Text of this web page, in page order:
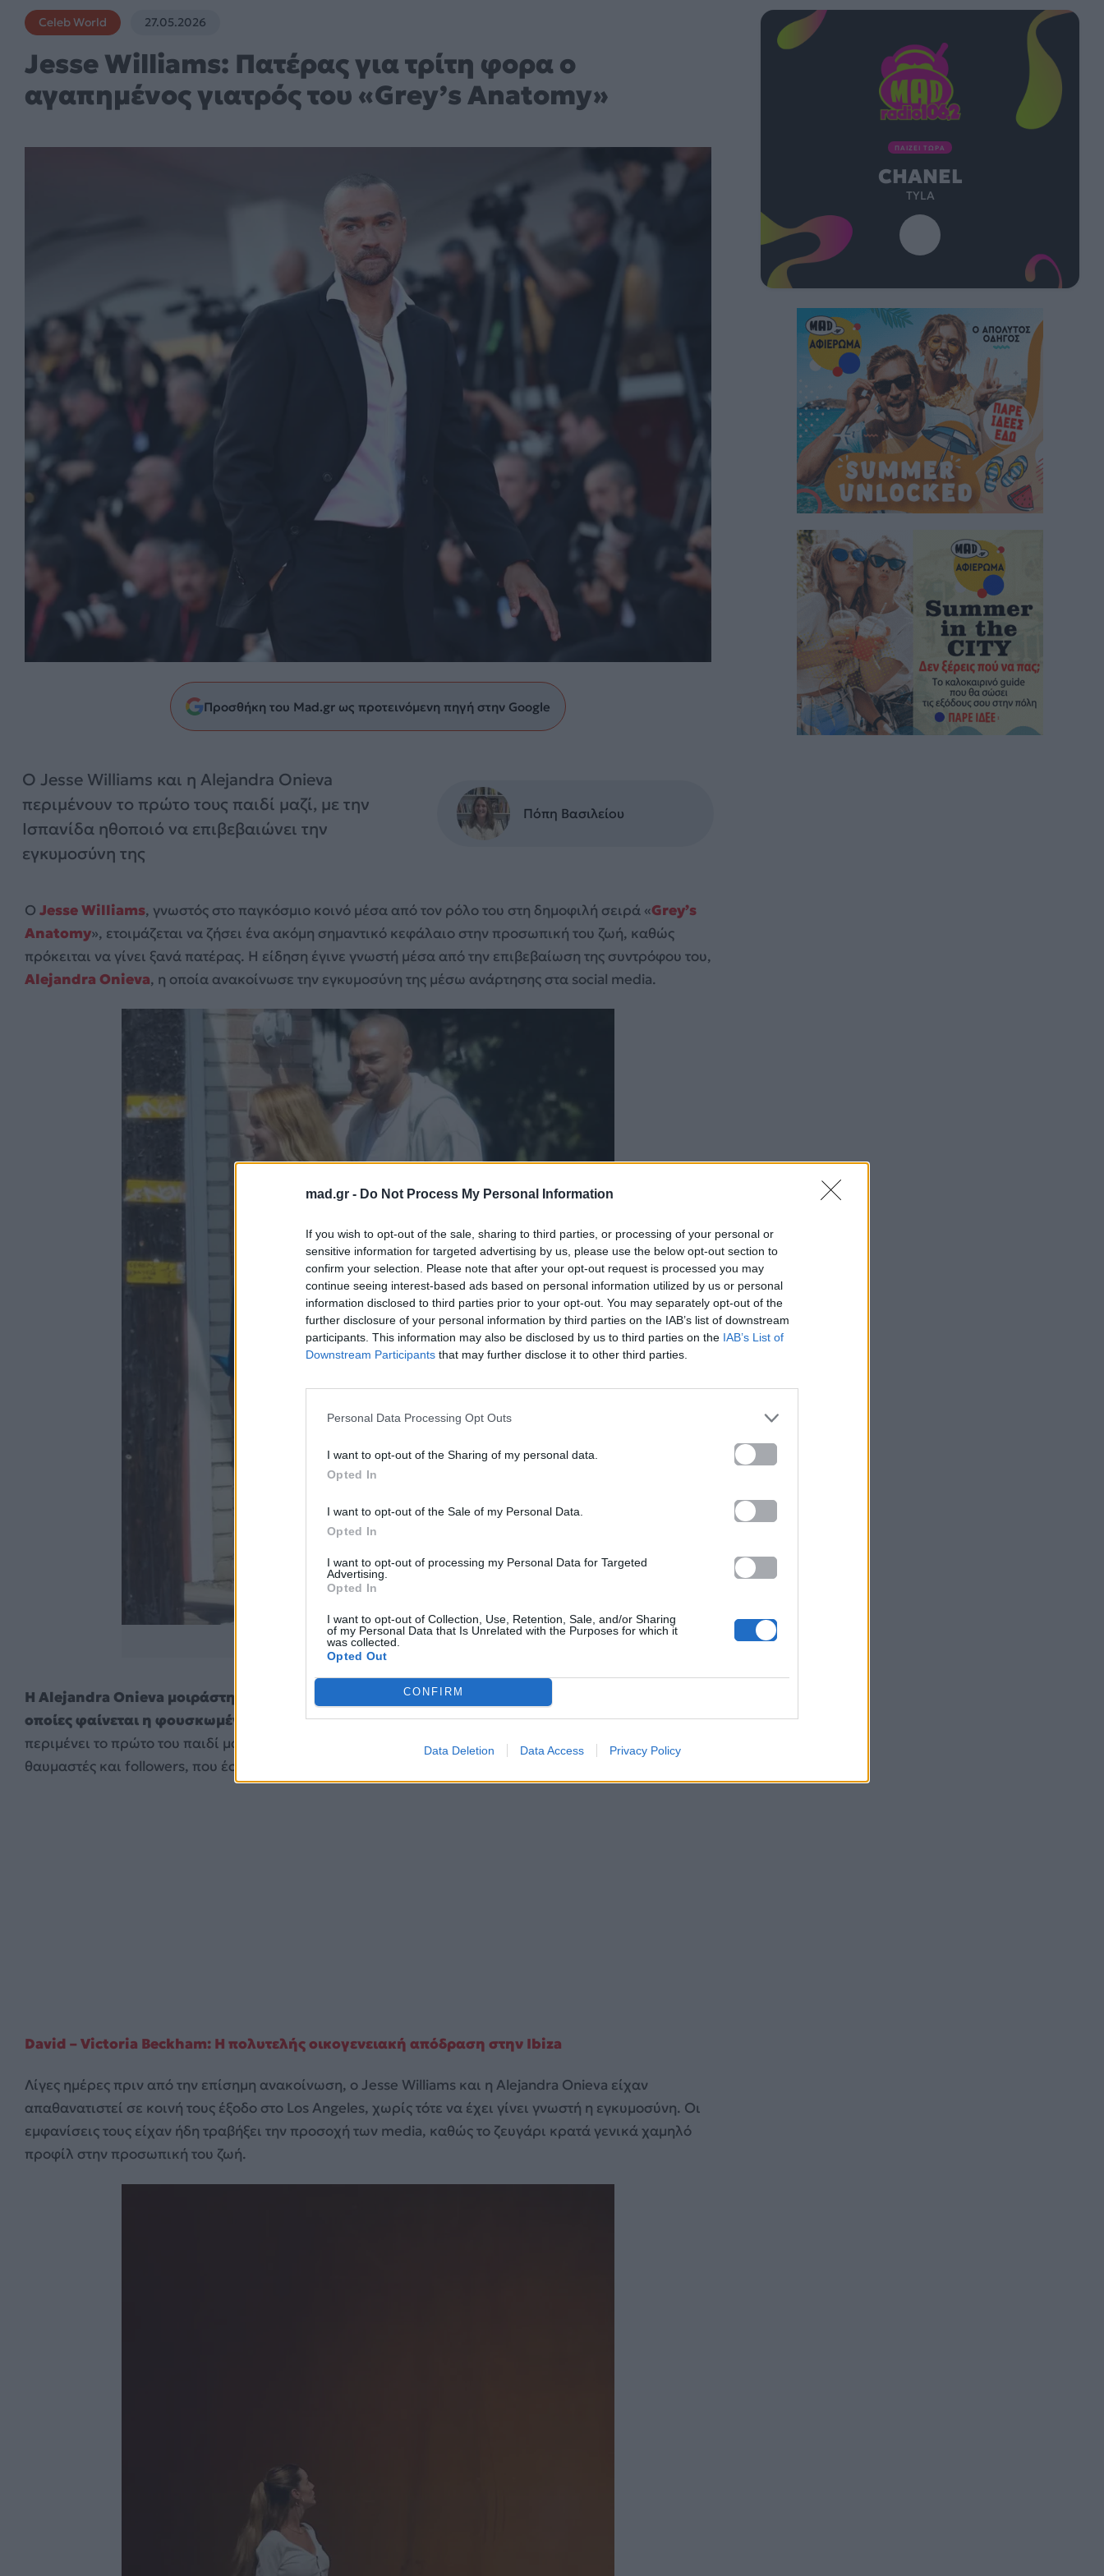
mad.gr - Do Not Process My Personal Information
If you wish to opt-out of the sale, sharing to third parties, or processing of your personal or
sensitive information for targeted advertising by us, please use the below opt-out section to
confirm your selection. Please note that after your opt-out request is processed you may
continue seeing interest-based ads based on personal information utilized by us or personal
information disclosed to third parties prior to your opt-out. You may separately opt-out of the
further disclosure of your personal information by third parties on the IAB’s list of downstream
participants. This information may also be disclosed by us to third parties on the IAB’s List of
Downstream Participants that may further disclose it to other third parties.
Personal Data Processing Opt Outs
I want to opt-out of the Sharing of my personal data.
Opted In
I want to opt-out of the Sale of my Personal Data.
Opted In
I want to opt-out of processing my Personal Data for Targeted
Advertising.
Opted In
I want to opt-out of Collection, Use, Retention, Sale, and/or Sharing
of my Personal Data that Is Unrelated with the Purposes for which it
was collected.
Opted Out
CONFIRM
Data Deletion Data Access Privacy Policy
Celeb World 27.05.2026
Jesse Williams: Πατέρας για τρίτη φορα ο
αγαπημένος γιατρός του «Grey’s Anatomy»
Προσθήκη του Mad.gr ως προτεινόμενη πηγή στην Google
Ο Jesse Williams και η Alejandra Onieva
περιμένουν το πρώτο τους παιδί μαζί, με την
Ισπανίδα ηθοποιό να επιβεβαιώνει την
εγκυμοσύνη της
Πόπη Βασιλείου
Ο Jesse Williams, γνωστός στο παγκόσμιο κοινό μέσα από τον ρόλο του στη δημοφιλή σειρά «Grey’s
Anatomy», ετοιμάζεται να ζήσει ένα ακόμη σημαντικό κεφάλαιο στην προσωπική του ζωή, καθώς
πρόκειται να γίνει ξανά πατέρας. Η είδηση έγινε γνωστή μέσα από την επιβεβαίωση της συντρόφου του,
Alejandra Onieva, η οποία ανακοίνωσε την εγκυμοσύνη της μέσω ανάρτησης στα social media.
https://www.instagram.com/justjared/
Η Alejandra Onieva μοιράστηκε πρόσφατα μια σειρά από φωτογραφίες στο Instagram, στις
οποίες φαίνεται η φουσκωμένη της κοιλίτσα, επιβεβαιώνοντας με αυτόν τον τρόπο ότι το ζευγάρι
περιμένει το πρώτο του παιδί μαζί. Η ανάρτηση προκάλεσε άμεσα κύμα αντιδράσεων και ευχών από
θαυμαστές και followers, που έσπευσαν να σχολιάσουν τη χαρμόσυνη είδηση.
David – Victoria Beckham: H πολυτελής οικογενειακή απόδραση στην Ibiza
Λίγες ημέρες πριν από την επίσημη ανακοίνωση, ο Jesse Williams και η Alejandra Onieva είχαν
απαθανατιστεί σε κοινή τους έξοδο στο Los Angeles, χωρίς τότε να έχει γίνει γνωστή η εγκυμοσύνη. Οι
εμφανίσεις τους είχαν ήδη τραβήξει την προσοχή των media, καθώς το ζευγάρι κρατά γενικά χαμηλό
προφίλ στην προσωπική του ζωή.
ΠΑΙΖΕΙ ΤΩΡΑ
CHANEL
TYLA